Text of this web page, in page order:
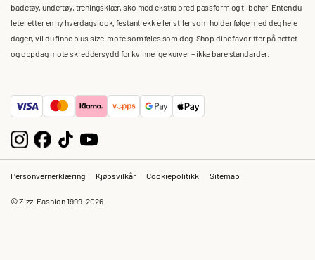
badetøy, undertøy, treningsklær, sko med ekstra bred passform og tilbehør. Enten du
leter etter en ny hverdagslook, festantrekk eller stiler som holder følge med deg hele
dagen, vil du finne plus size-mote som føles som deg. Shop dine favoritter på nettet
og oppdag mote skreddersydd for kvinnelige kurver – ikke bare standarder.
Personvernerklæring Kjøpsvilkår Cookiepolitikk Sitemap
© Zizzi Fashion 1999-2026